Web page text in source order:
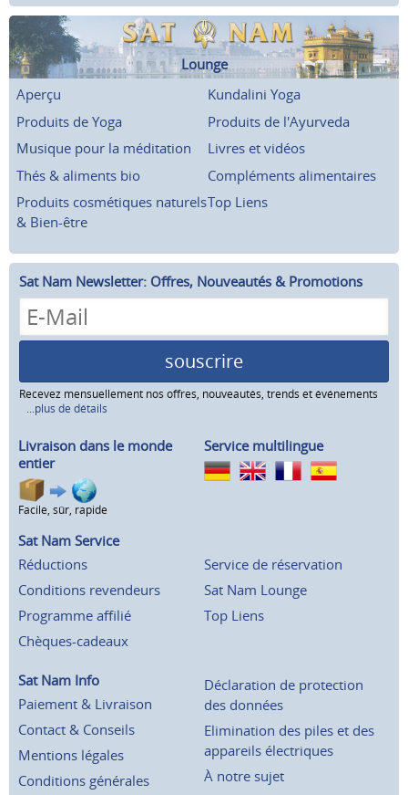
Lounge
Aperçu
Kundalini Yoga
Produits de Yoga
Produits de l'Ayurveda
Musique pour la méditation
Livres et vidéos
Thés & aliments bio
Compléments alimentaires
Produits cosmétiques naturels
& Bien-être
Top Liens
Sat Nam Newsletter: Offres, Nouveautés & Promotions
souscrire
Recevez mensuellement nos offres, nouveautés, trends et événements
...plus de détails
Livraison dans le monde
entier
Facile, sûr, rapide
Service multilingue
Sat Nam Service
Réductions
Conditions revendeurs
Programme affilié
Chèques-cadeaux
Service de réservation
Sat Nam Lounge
Top Liens
Sat Nam Info
Paiement & Livraison
Contact & Conseils
Mentions légales
Conditions générales
Déclaration de protection
des données
Elimination des piles et des
appareils électriques
À notre sujet